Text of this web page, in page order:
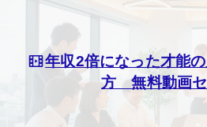
年収2倍になった才能
方 無料動画